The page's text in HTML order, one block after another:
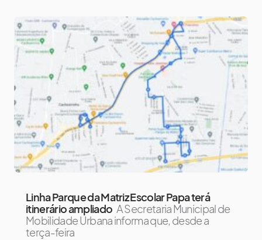
Linha Parque da Matriz Escolar Papa terá
itinerário ampliado A Secretaria Municipal de
Mobilidade Urbana informa que, desde a
terça-feira